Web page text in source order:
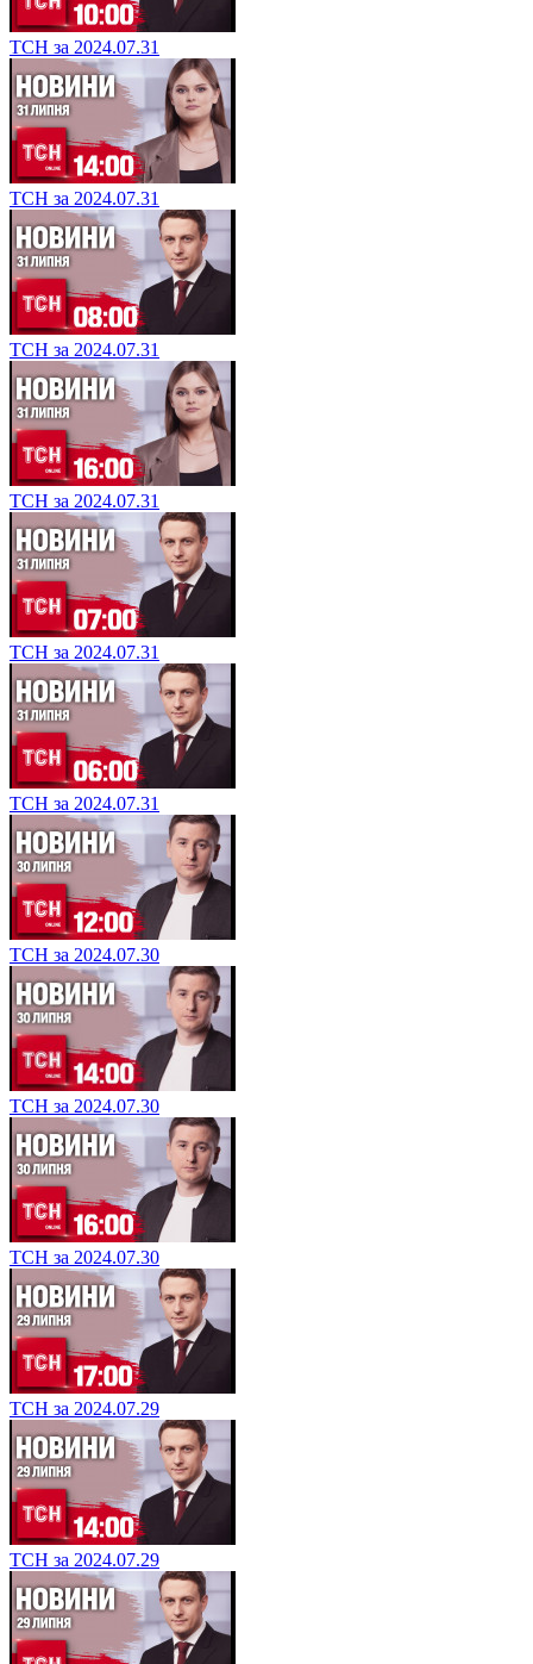
ТСН за 2024.07.31
ТСН за 2024.07.31
ТСН за 2024.07.31
ТСН за 2024.07.31
ТСН за 2024.07.31
ТСН за 2024.07.31
ТСН за 2024.07.30
ТСН за 2024.07.30
ТСН за 2024.07.30
ТСН за 2024.07.29
ТСН за 2024.07.29